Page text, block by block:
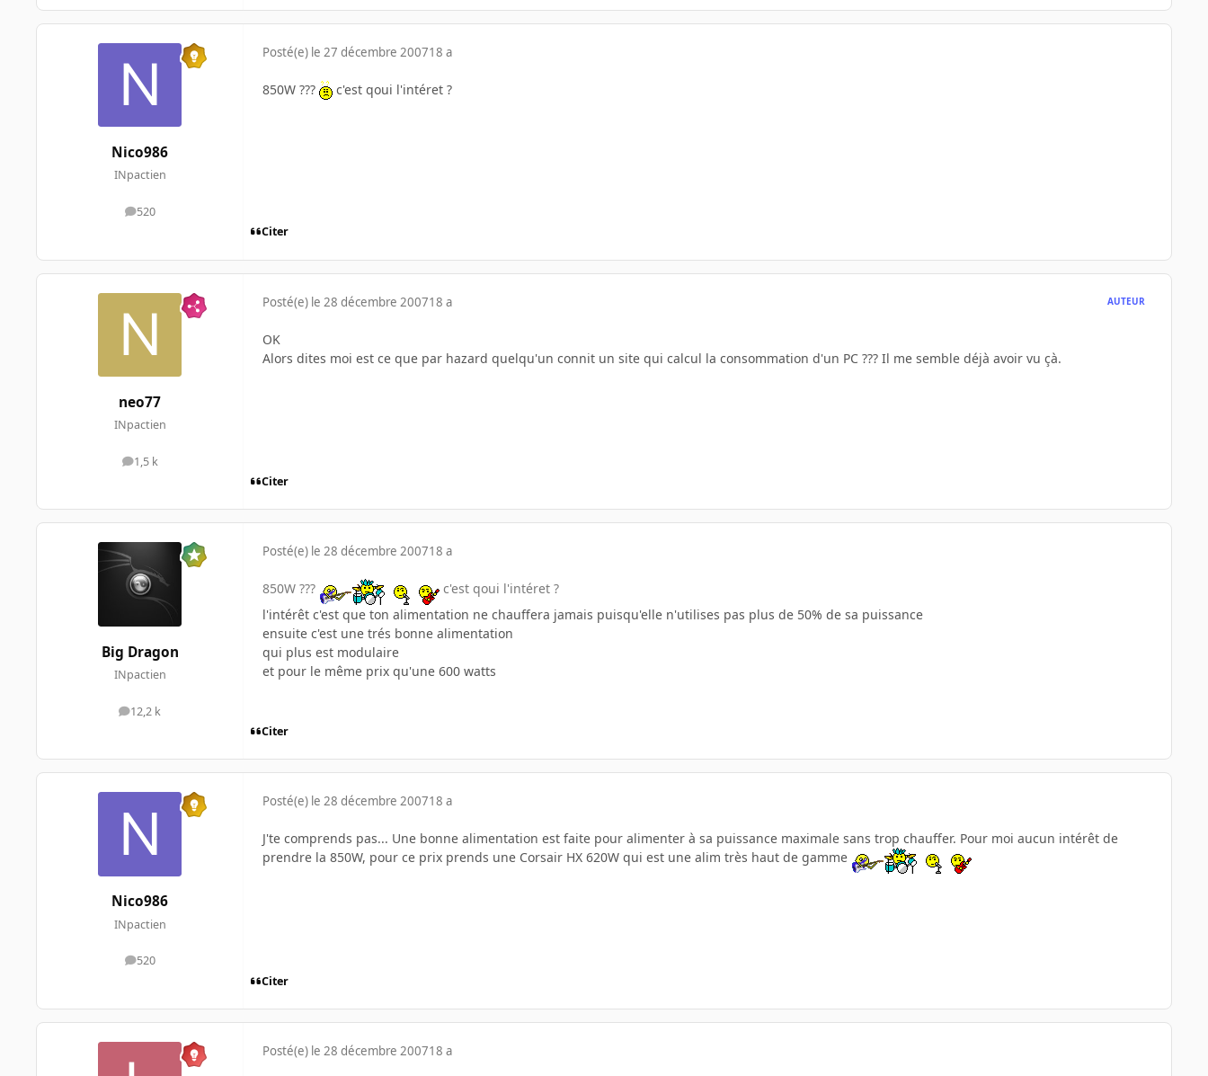
Nico986
INpactien
520
messages
Posté(e) le 27 décembre 200718 a
850W ??? c'est qoui l'intéret ?
Citer
neo77
INpactien
1,5 k
messages
Posté(e) le 28 décembre 200718 a AUTEUR
OK
Alors dites moi est ce que par hazard quelqu'un connit un site qui calcul la consommation d'un PC ??? Il me semble déjà avoir vu çà.
Citer
Big Dragon
INpactien
12,2 k
messages
Posté(e) le 28 décembre 200718 a
850W ???
c'est qoui l'intéret ?
l'intérêt c'est que ton alimentation ne chauffera jamais puisqu'elle n'utilises pas plus de 50% de sa puissance
ensuite c'est une trés bonne alimentation
qui plus est modulaire
et pour le même prix qu'une 600 watts
Citer
Nico986
INpactien
520
messages
Posté(e) le 28 décembre 200718 a
J'te comprends pas... Une bonne alimentation est faite pour alimenter à sa puissance maximale sans trop chauffer. Pour moi aucun intérêt de
prendre la 850W, pour ce prix prends une Corsair HX 620W qui est une alim très haut de gamme
Citer
Posté(e) le 28 décembre 200718 a